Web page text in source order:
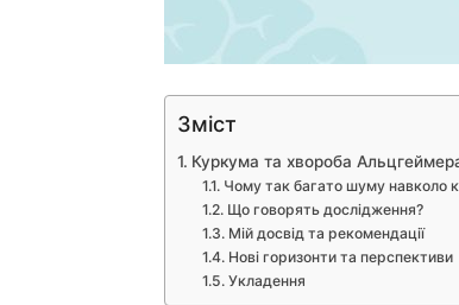
Зміст
Куркума та хвороба
Чому так багато шуму навколо
Що говорять дослідження?
Мій досвід та рекомендації
Нові горизонти та перспективи
Укладення